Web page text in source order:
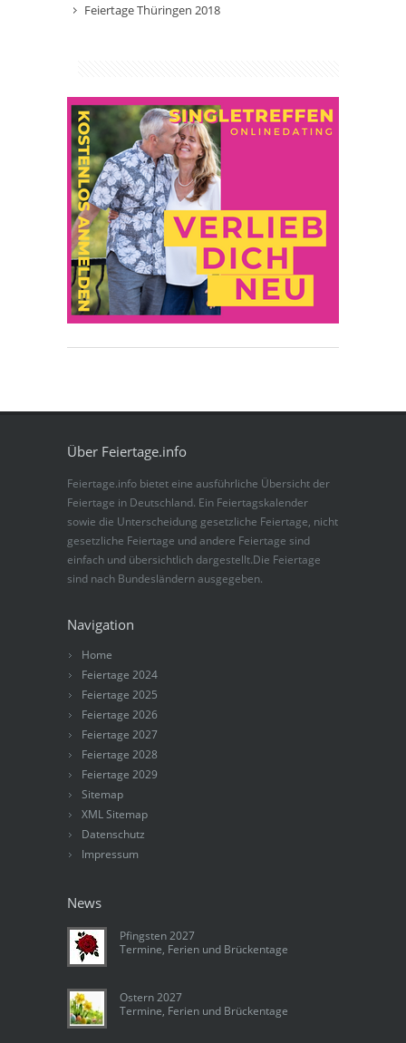
Feiertage Thüringen 2018
Über Feiertage.info
Feiertage.info bietet eine ausführliche Übersicht der
Feiertage in Deutschland. Ein Feiertagskalender
sowie die Unterscheidung gesetzliche Feiertage, nicht
gesetzliche Feiertage und andere Feiertage sind
einfach und übersichtlich dargestellt.Die Feiertage
sind nach Bundesländern ausgegeben.
Navigation
Home
Feiertage 2024
Feiertage 2025
Feiertage 2026
Feiertage 2027
Feiertage 2028
Feiertage 2029
Sitemap
XML Sitemap
Datenschutz
Impressum
News
Pfingsten 2027
Termine, Ferien und Brückentage
Ostern 2027
Termine, Ferien und Brückentage